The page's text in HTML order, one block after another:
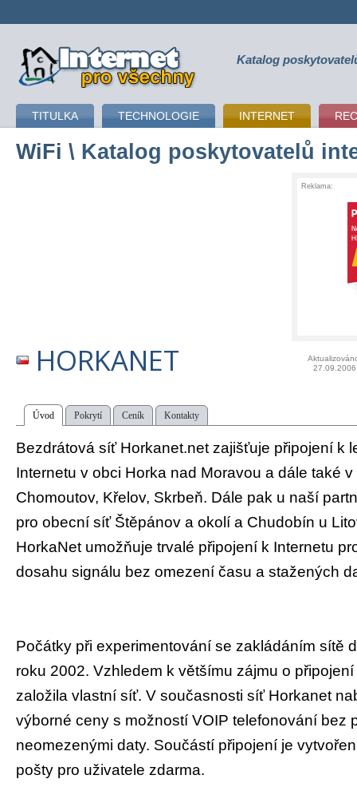
připojení k internetu Katalog
TITULKA TECHNOLOGIE INTERNET
WiFi \ Katalog poskytovatelů
Reklama:
HORKANET
27.09.2006
Úvod Pokrytí Ceník Kontakty
Bezdrátová síť Horkanet.net zajišťuje připojení k
Internetu v obci Horka nad Moravou a dále také
Chomoutov, Křelov, Skrbeň. Dále pak u naší
pro obecní síť Štěpánov a okolí a Chudobín u
HorkaNet umožňuje trvalé připojení k Internetu
dosahu signálu bez omezení času a stažených
Počátky při experimentování se zakládáním sítě
roku 2002. Vzhledem k většímu zájmu o
založila vlastní síť. V současnosti síť Horkanet
výborné ceny s možností VOIP telefonování bez
neomezenými daty. Součástí připojení je
pošty pro uživatele zdarma.